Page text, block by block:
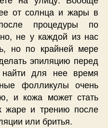
от солнца и жары в
процедуры по
не у каждой из нас
но по крайней мере
эпиляцию перед
для нее время
фолликулы очень
и кожа может стать
жаре и трению после
или бритья.